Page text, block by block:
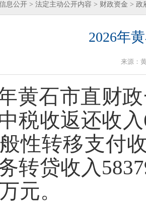
息公开 > 法定主动公开内容 > 财政资金 > 政
2026年
来源：
黄石市直财
税收返还收
性转移支付
转贷收入
元。